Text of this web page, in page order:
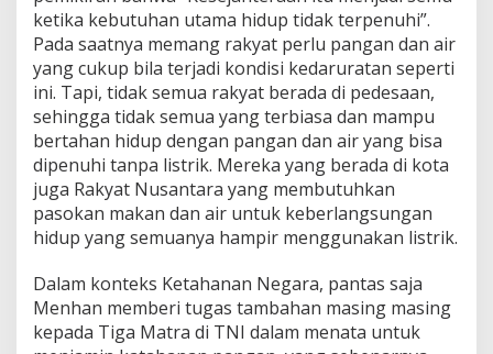
ketika kebutuhan utama hidup tidak terpenuhi”.
Pada saatnya memang rakyat perlu pangan dan air
yang cukup bila terjadi kondisi kedaruratan seperti
ini. Tapi, tidak semua rakyat berada di pedesaan,
sehingga tidak semua yang terbiasa dan mampu
bertahan hidup dengan pangan dan air yang bisa
dipenuhi tanpa listrik. Mereka yang berada di kota
juga Rakyat Nusantara yang membutuhkan
pasokan makan dan air untuk keberlangsungan
hidup yang semuanya hampir menggunakan listrik.
Dalam konteks Ketahanan Negara, pantas saja
Menhan memberi tugas tambahan masing masing
kepada Tiga Matra di TNI dalam menata untuk